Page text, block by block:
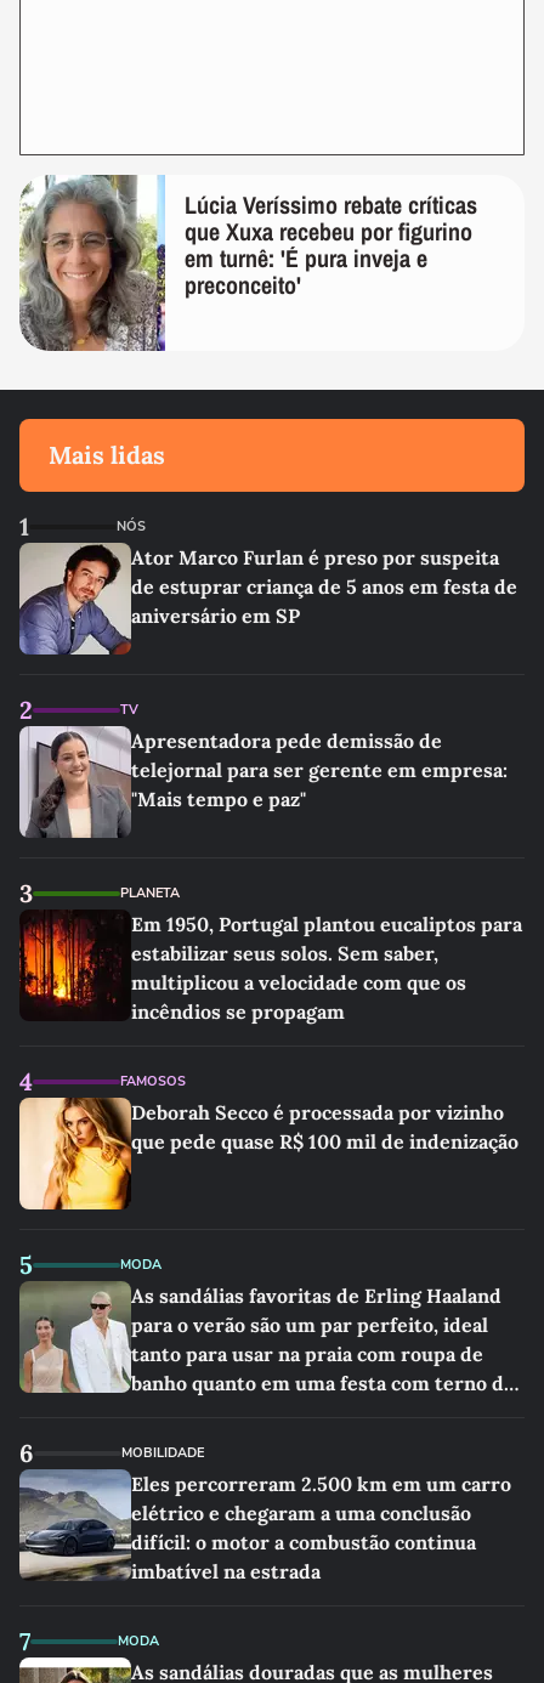
Lúcia Veríssimo rebate críticas
que Xuxa recebeu por figurino
em turnê: 'É pura inveja e
preconceito'
Mais lidas
1 NÓS
Ator Marco Furlan é preso por suspeita
de estuprar criança de 5 anos em festa de
aniversário em SP
2 TV
Apresentadora pede demissão de
telejornal para ser gerente em empresa:
"Mais tempo e paz"
3 PLANETA
Em 1950, Portugal plantou eucaliptos para
estabilizar seus solos. Sem saber,
multiplicou a velocidade com que os
incêndios se propagam
4 FAMOSOS
Deborah Secco é processada por vizinho
que pede quase R$ 100 mil de indenização
5 MODA
As sandálias favoritas de Erling Haaland
para o verão são um par perfeito, ideal
tanto para usar na praia com roupa de
banho quanto em uma festa com terno de
6 MOBILIDADE
Eles percorreram 2.500 km em um carro
elétrico e chegaram a uma conclusão
difícil: o motor a combustão continua
imbatível na estrada
7 MODA
As sandálias douradas que as mulheres